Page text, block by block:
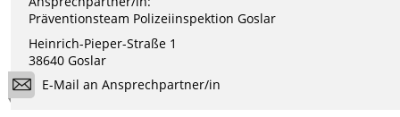
Präventionsteam Polizeiinspektion Goslar
Heinrich-Pieper-Straße 1
38640 Goslar
E-Mail an Ansprechpartner/in